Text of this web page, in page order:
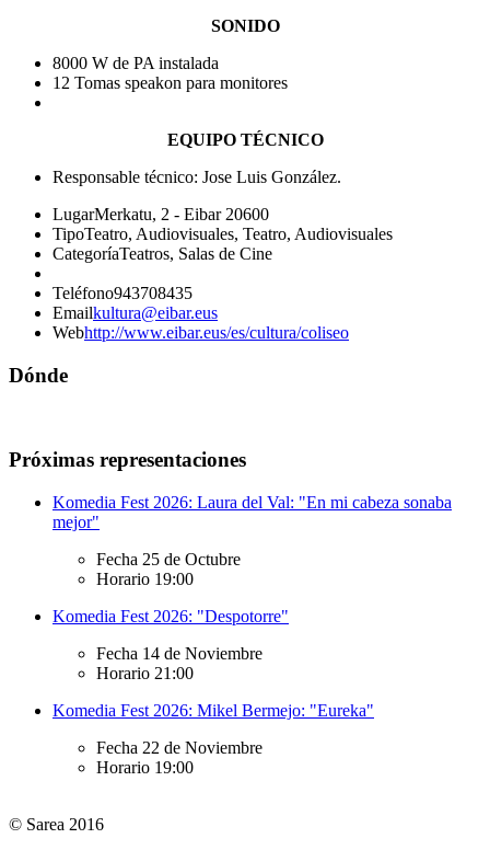
SONIDO
8000 W de PA instalada
12 Tomas speakon para monitores
EQUIPO TÉCNICO
Responsable técnico: Jose Luis González.
LugarMerkatu, 2 - Eibar 20600
TipoTeatro, Audiovisuales, Teatro, Audiovisuales
CategoríaTeatros, Salas de Cine
Teléfono943708435
Emailkultura@eibar.eus
Webhttp://www.eibar.eus/es/cultura/coliseo
Dónde
Próximas representaciones
Komedia Fest 2026: Laura del Val: "En mi cabeza sonaba
mejor"
Fecha 25 de Octubre
Horario 19:00
Komedia Fest 2026: "Despotorre"
Fecha 14 de Noviembre
Horario 21:00
Komedia Fest 2026: Mikel Bermejo: "Eureka"
Fecha 22 de Noviembre
Horario 19:00
© Sarea 2016